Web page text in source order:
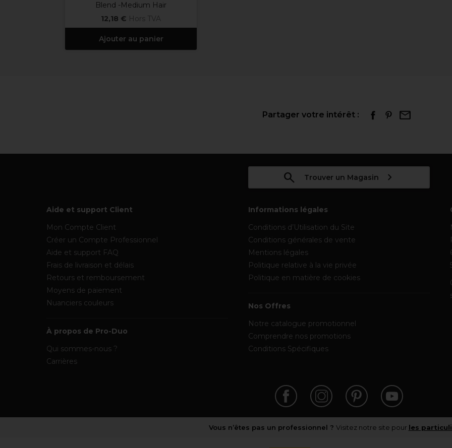
Blend -Medium Hair
12,18 € Hors TVA
Ajouter au panier
Partager votre intérêt :
Trouver un Magasin
Aide et support Client
Mon Compte Client
Créer un Compte Professionnel
Aide et support FAQ
Frais de livraison et délais
Retours et remboursement
Moyens de paiement
Nuanciers couleurs
À propos de Pro-Duo
Qui sommes-nous ?
Carrières
Informations légales
Conditions d’Utilisation du Site
Conditions générales de vente
Mentions légales
Politique relative à la vie privée
Politique en matière de cookies
Nos Offres
Notre catalogue promotionnel
Comprendre nos promotions
Conditions Spécifiques
Vous n’êtes pas un professionnel ? Visitez notre site pour les